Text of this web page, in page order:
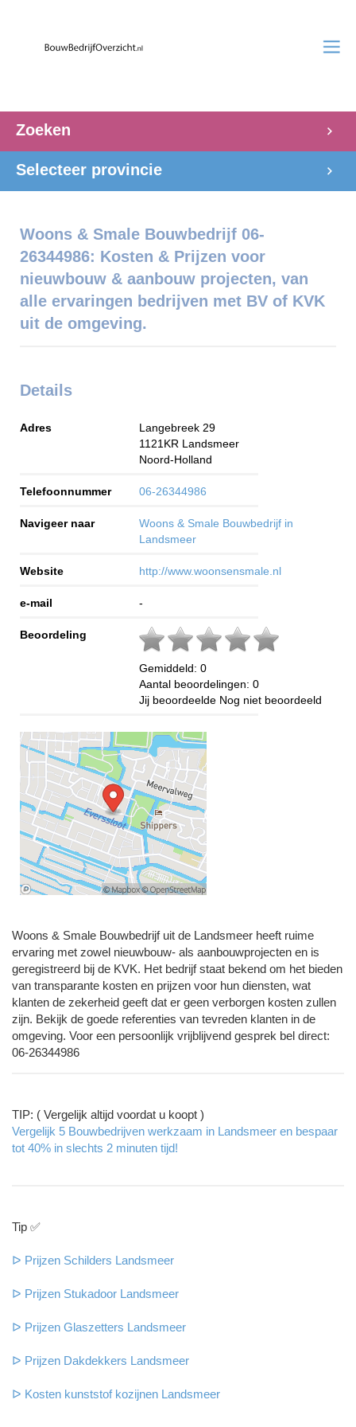
Zoeken
Selecteer provincie
Woons & Smale Bouwbedrijf 06-
26344986: Kosten & Prijzen voor
nieuwbouw & aanbouw projecten, van
alle ervaringen bedrijven met BV of KVK
uit de omgeving.
Details
Adres
Langebreek 29
1121KR Landsmeer
Noord-Holland
Telefoonnummer 06-26344986
Navigeer naar
Woons & Smale Bouwbedrijf in
Landsmeer
Website http://www.woonsensmale.nl
e-mail -
Beoordeling
Gemiddeld: 0
Aantal beoordelingen: 0
Jij beoordeelde Nog niet beoordeeld
Woons & Smale Bouwbedrijf uit de Landsmeer heeft ruime
ervaring met zowel nieuwbouw- als aanbouwprojecten en is
geregistreerd bij de KVK. Het bedrijf staat bekend om het bieden
van transparante kosten en prijzen voor hun diensten, wat
klanten de zekerheid geeft dat er geen verborgen kosten zullen
zijn. Bekijk de goede referenties van tevreden klanten in de
omgeving. Voor een persoonlijk vrijblijvend gesprek bel direct:
06-26344986
TIP: ( Vergelijk altijd voordat u koopt )
Vergelijk 5 Bouwbedrijven werkzaam in Landsmeer en bespaar
tot 40% in slechts 2 minuten tijd!
Tip ✅
ᐅ Prijzen Schilders Landsmeer
ᐅ Prijzen Stukadoor Landsmeer
ᐅ Prijzen Glaszetters Landsmeer
ᐅ Prijzen Dakdekkers Landsmeer
ᐅ Kosten kunststof kozijnen Landsmeer